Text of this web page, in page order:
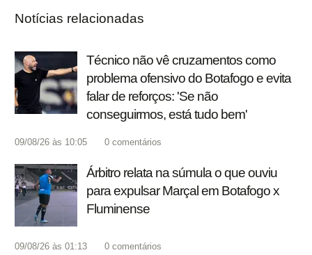
Notícias relacionadas
Técnico não vê cruzamentos como
problema ofensivo do Botafogo e evita
falar de reforços: 'Se não
conseguirmos, está tudo bem'
09/08/26 às 10:05 0 comentários
Árbitro relata na súmula o que ouviu
para expulsar Marçal em Botafogo x
Fluminense
09/08/26 às 01:13 0 comentários